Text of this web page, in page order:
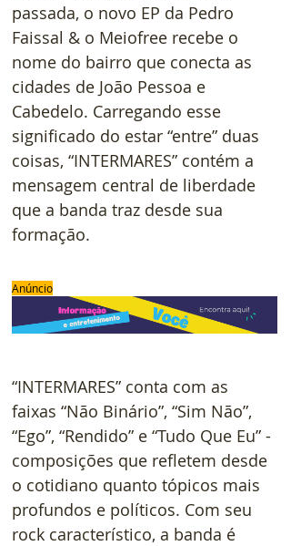
passada, o novo EP da Pedro
Faissal & o Meiofree recebe o
nome do bairro que conecta as
cidades de João Pessoa e
Cabedelo. Carregando esse
significado do estar “entre” duas
coisas, “INTERMARES” contém a
mensagem central de liberdade
que a banda traz desde sua
formação.
Anúncio
“INTERMARES” conta com as
faixas “Não Binário”, “Sim Não”,
“Ego”, “Rendido” e “Tudo Que Eu” -
composições que refletem desde
o cotidiano quanto tópicos mais
profundos e políticos. Com seu
rock característico, a banda é